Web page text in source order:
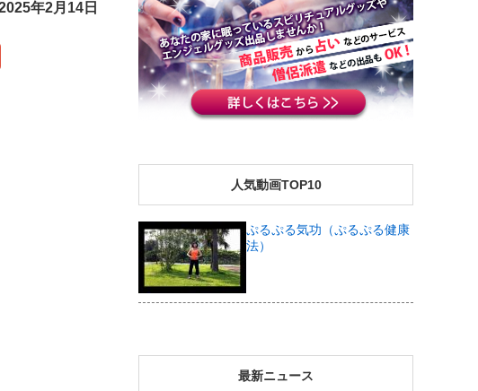
年2月14日
人気動画TOP10
ぷるぷる気功（ぷるぷる健康
法）
最新ニュース